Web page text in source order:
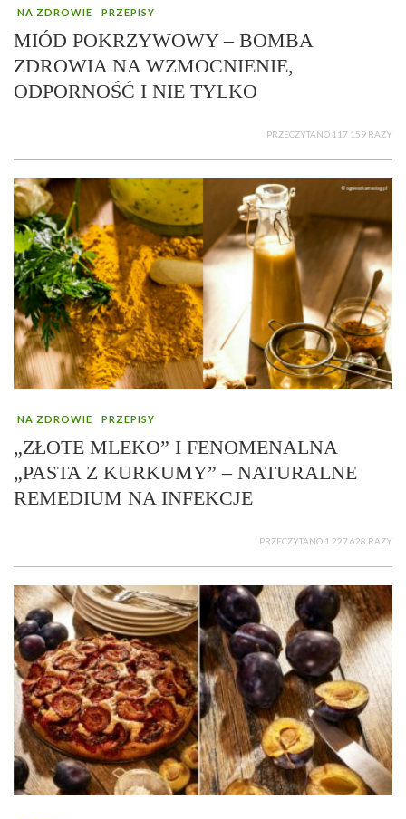
NA ZDROWIE PRZEPISY
MIÓD POKRZYWOWY – BOMBA
ZDROWIA NA WZMOCNIENIE,
ODPORNOŚĆ I NIE TYLKO
PRZECZYTANO 117 159 RAZY
NA ZDROWIE PRZEPISY
„ZŁOTE MLEKO” I FENOMENALNA
„PASTA Z KURKUMY” – NATURALNE
REMEDIUM NA INFEKCJE
PRZECZYTANO 1 227 628 RAZY